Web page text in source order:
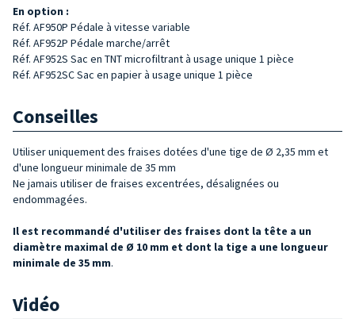
En option :
Réf. AF950P Pédale à vitesse variable
Réf. AF952P Pédale marche/arrêt
Réf. AF952S Sac en TNT microfiltrant à usage unique 1 pièce
Réf. AF952SC Sac en papier à usage unique 1 pièce
Conseilles
Utiliser uniquement des fraises dotées d'une tige de Ø 2,35 mm et
d'une longueur minimale de 35 mm
Ne jamais utiliser de fraises excentrées, désalignées ou
endommagées.
Il est recommandé d'utiliser des fraises dont la tête a un
diamètre maximal de Ø 10 mm et dont la tige a une longueur
minimale de 35 mm.
Vidéo